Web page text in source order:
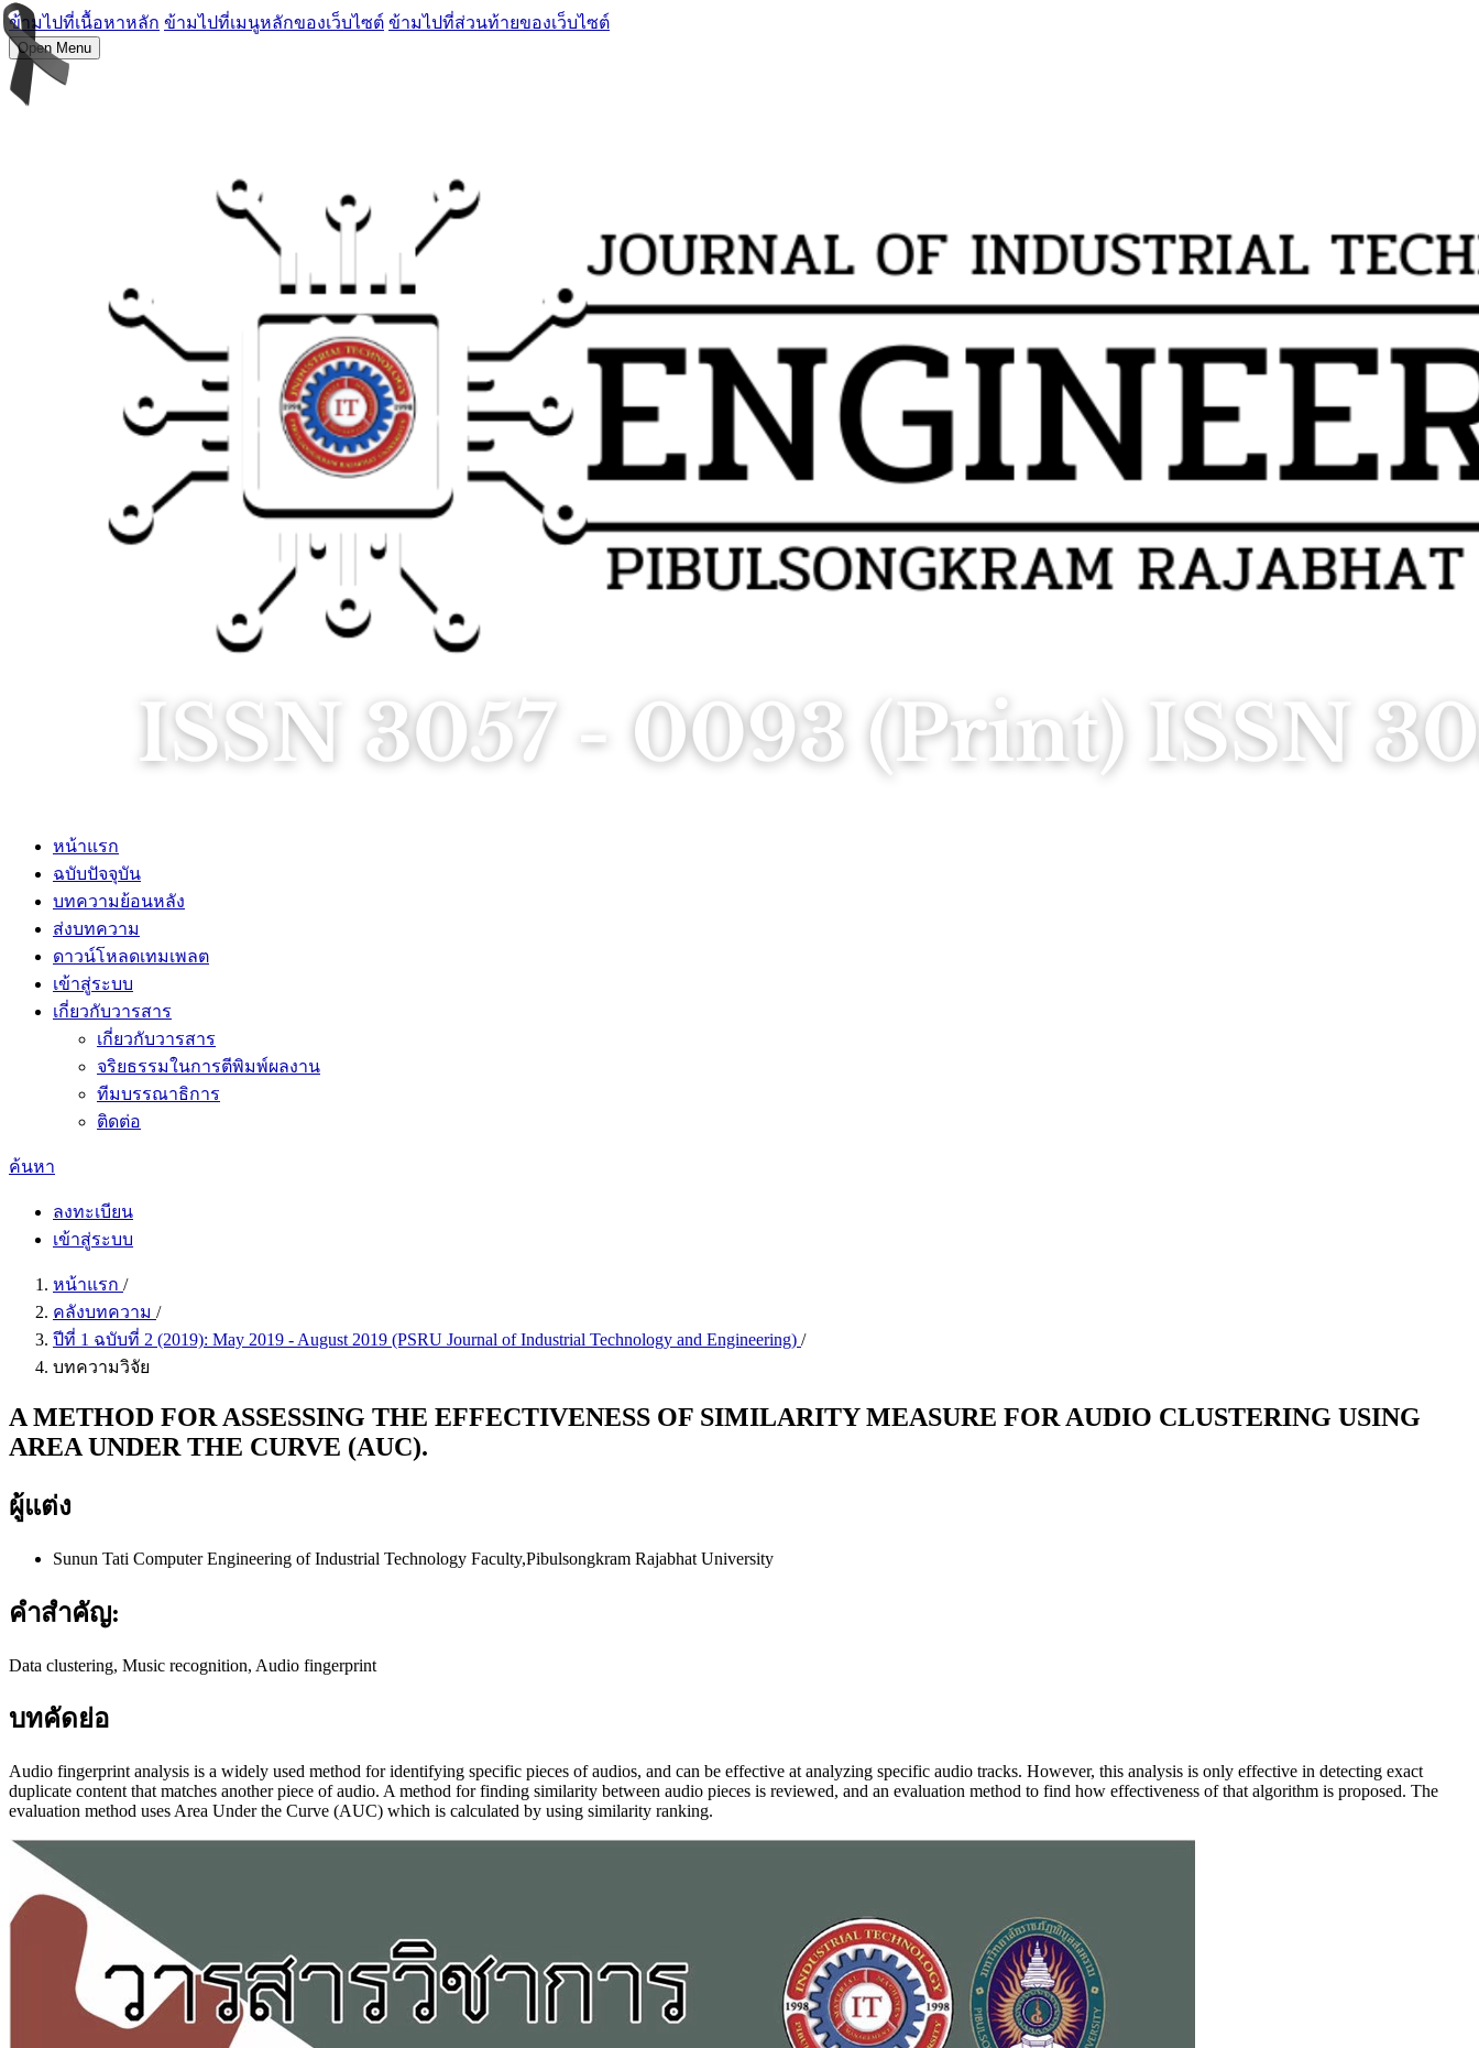
ข้ามไปที่เนื้อหาหลัก ข้ามไปที่เมนูหลักของเว็บไซต์ ข้ามไปที่ส่วนท้ายของเว็บไซต์
Open Menu
หน้าแรก
ฉบับปัจจุบัน
บทความย้อนหลัง
ส่งบทความ
ดาวน์โหลดเทมเพลต
เข้าสู่ระบบ
เกี่ยวกับวารสาร
เกี่ยวกับวารสาร
จริยธรรมในการตีพิมพ์ผลงาน
ทีมบรรณาธิการ
ติดต่อ
ค้นหา
ลงทะเบียน
เข้าสู่ระบบ
หน้าแรก /
คลังบทความ /
ปีที่ 1 ฉบับที่ 2 (2019): May 2019 - August 2019 (PSRU Journal of Industrial Technology and Engineering) /
บทความวิจัย
A METHOD FOR ASSESSING THE EFFECTIVENESS OF SIMILARITY MEASURE FOR AUDIO CLUSTERING USING
AREA UNDER THE CURVE (AUC).
ผู้แต่ง
Sunun Tati Computer Engineering of Industrial Technology Faculty,Pibulsongkram Rajabhat University
คำสำคัญ:
Data clustering, Music recognition, Audio fingerprint
บทคัดย่อ
Audio fingerprint analysis is a widely used method for identifying specific pieces of audios, and can be effective at analyzing specific audio tracks. However, this analysis is only effective in detecting exact
duplicate content that matches another piece of audio. A method for finding similarity between audio pieces is reviewed, and an evaluation method to find how effectiveness of that algorithm is proposed. The
evaluation method uses Area Under the Curve (AUC) which is calculated by using similarity ranking.